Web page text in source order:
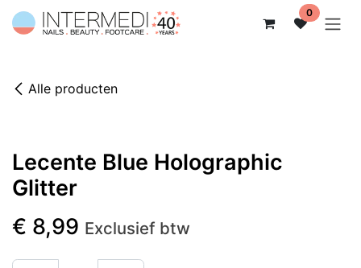
Overslaan naar inhoud 0
Alle producten
Lecente Blue Holographic
Glitter
€ 8,99 Exclusief btw